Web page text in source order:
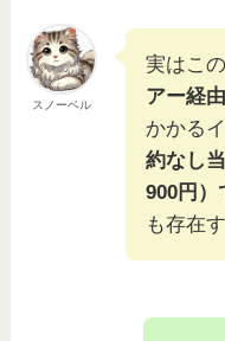
スノーベル
実はこ
アー経
かかる
約なし
900円）
も存在